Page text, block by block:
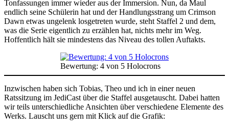
Tonfassungen immer wieder aus der Immersion. Nun, da Maul
endlich seine Schülerin hat und der Handlungsstrang um Crimson
Dawn etwas ungelenk losgetreten wurde, steht Staffel 2 und dem,
was die Serie eigentlich zu erzählen hat, nichts mehr im Weg.
Hoffentlich hält sie mindestens das Niveau des tollen Auftakts.
Bewertung: 4 von 5 Holocrons
Inzwischen haben sich Tobias, Theo und ich in einer neuen
Ratssitzung im JediCast über die Staffel ausgetauscht. Dabei hatten
wir teils unterschiedliche Ansichten über verschiedene Elemente des
Werks. Lauscht uns gern mit Klick auf die Grafik: